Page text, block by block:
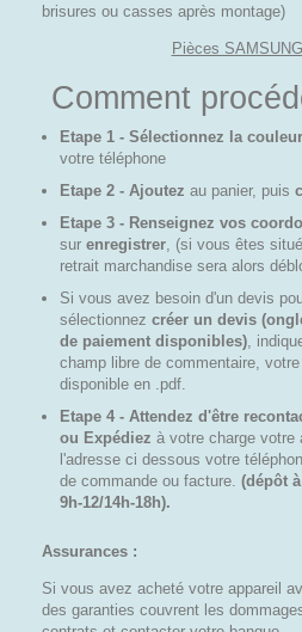
brisures ou casses après montage)
Pièces
Comment
Etape 1 - Sélectionnez la
votre téléphone
Etape 2 - Ajoutez au panier, puis
Etape 3 - Renseignez vos
sur enregistrer , (si vous êtes
retrait marchandise sera alors
Si vous avez besoin d'un devis
sélectionnez créer un devis
de paiement disponibles) ,
champ libre de commentaire,
disponible en .pdf.
Etape 4 - Attendez d'être
ou Expédiez à votre charge votre
l'adresse ci dessous votre
de commande ou facture. (dépôt
9h-12/14h-18h).
Assurances :
Si vous avez acheté votre appareil
des garanties couvrent les